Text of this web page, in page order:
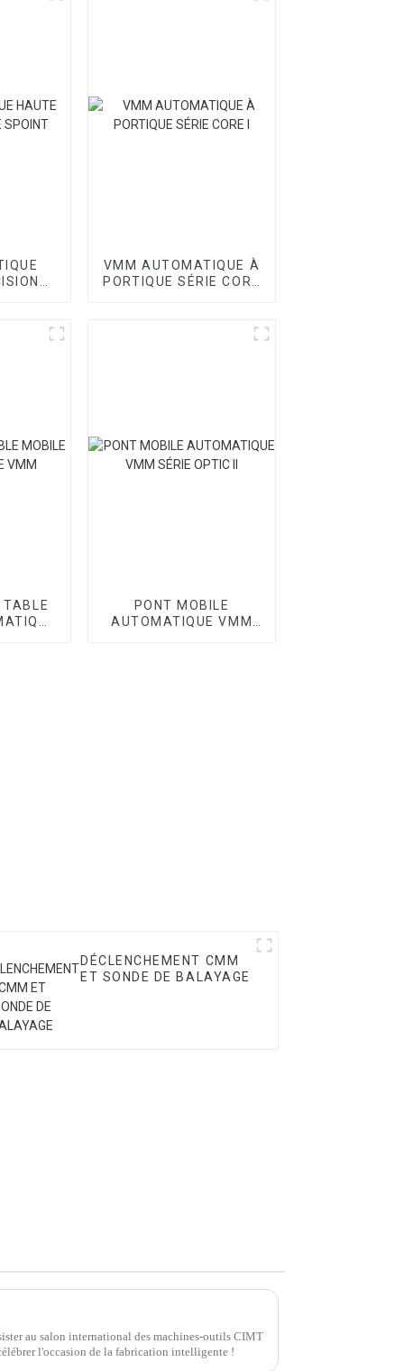
VMM AUTOMATIQUE À
PORTIQUE SÉRIE CORE
TABLE
PONT MOBILE
AUTOMATIQUE VMM
DÉCLENCHEMENT CMM
ET SONDE DE BALAYAGE
au salon international des machines-outils CIMT
l'occasion de la fabrication intelligente !